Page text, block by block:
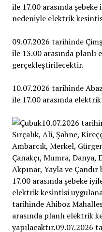
ile 17.00 arasında
nedeniyle elektrik
09.07.2026 tarihinde
ile 13.00 arasında planlı
gerçekleştirilecektir.
10.07.2026 tarihinde
ile 17.00 arasında